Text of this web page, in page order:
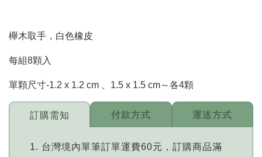
櫸木取手，白色橡皮
每組8顆入
單顆尺寸-1.2 x 1.2 cm 、1.5 x 1.5 cm～各4顆
訂購需知
台灣境內單筆訂單運費60元，訂購商品滿
付款方式 運送方式